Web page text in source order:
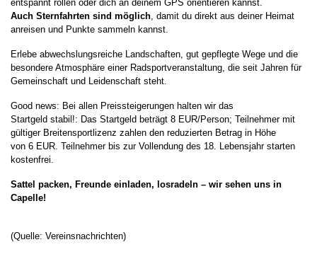
entspannt rollen oder dich an deinem GPS orientieren kannst.
Auch Sternfahrten sind möglich, damit du direkt aus deiner Heimat
anreisen und Punkte sammeln kannst.
Erlebe abwechslungsreiche Landschaften, gut gepflegte Wege und die
besondere Atmosphäre einer Radsportveranstaltung, die seit Jahren für
Gemeinschaft und Leidenschaft steht.
Good news: Bei allen Preissteigerungen halten wir das
Startgeld stabil!: Das Startgeld beträgt 8 EUR/Person; Teilnehmer mit
gültiger Breitensportlizenz zahlen den reduzierten Betrag in Höhe
von 6 EUR. Teilnehmer bis zur Vollendung des 18. Lebensjahr starten
kostenfrei.
Sattel packen, Freunde einladen, losradeln – wir sehen uns in
Capelle!
(Quelle: Vereinsnachrichten)